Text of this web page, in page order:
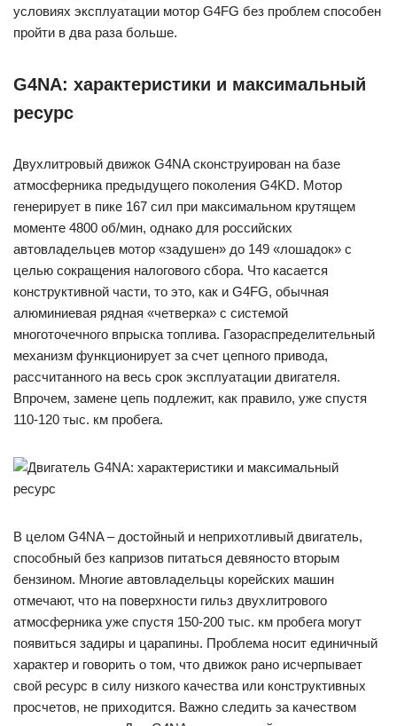
условиях эксплуатации мотор G4FG без проблем способен
пройти в два раза больше.
G4NA: характеристики и максимальный
ресурс
Двухлитровый движок G4NA сконструирован на базе
атмосферника предыдущего поколения G4KD. Мотор
генерирует в пике 167 сил при максимальном крутящем
моменте 4800 об/мин, однако для российских
автовладельцев мотор «задушен» до 149 «лошадок» с
целью сокращения налогового сбора. Что касается
конструктивной части, то это, как и G4FG, обычная
алюминиевая рядная «четверка» с системой
многоточечного впрыска топлива. Газораспределительный
механизм функционирует за счет цепного привода,
рассчитанного на весь срок эксплуатации двигателя.
Впрочем, замене цепь подлежит, как правило, уже спустя
110-120 тыс. км пробега.
В целом G4NA – достойный и неприхотливый двигатель,
способный без капризов питаться девяносто вторым
бензином. Многие автовладельцы корейских машин
отмечают, что на поверхности гильз двухлитрового
атмосферника уже спустя 150-200 тыс. км пробега могут
появиться задиры и царапины. Проблема носит единичный
характер и говорить о том, что движок рано исчерпывает
свой ресурс в силу низкого качества или конструктивных
просчетов, не приходится. Важно следить за качеством